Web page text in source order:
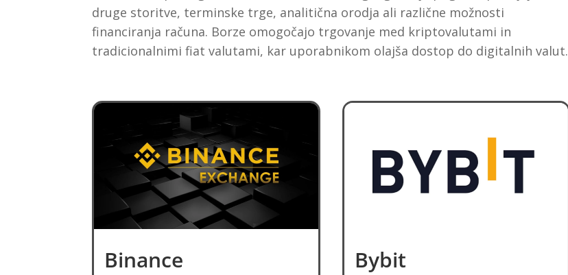
druge storitve, terminske trge, analitična orodja ali različne možnosti
financiranja računa. Borze omogočajo trgovanje med kriptovalutami in
tradicionalnimi fiat valutami, kar uporabnikom olajša dostop do digitalnih valut.
Binance Bybit